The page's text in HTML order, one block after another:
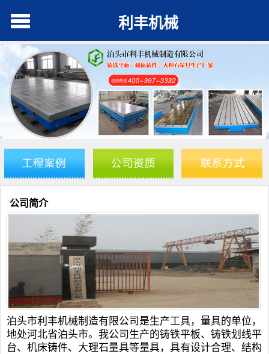
利丰机械
公司简介
泊头市利丰机械制造有限公司是生产工具，量具的单位，
地处河北省泊头市。我公司生产的铸铁平板、 铸铁划线平
台、 机床铸件、 大理石量具等量具，具有设计合理、结构